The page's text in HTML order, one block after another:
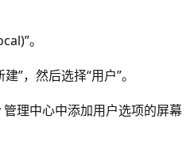
。
”，然后选择“用户”。
理中心中添加用户选项的屏幕